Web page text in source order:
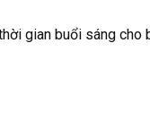
gian buổi sáng